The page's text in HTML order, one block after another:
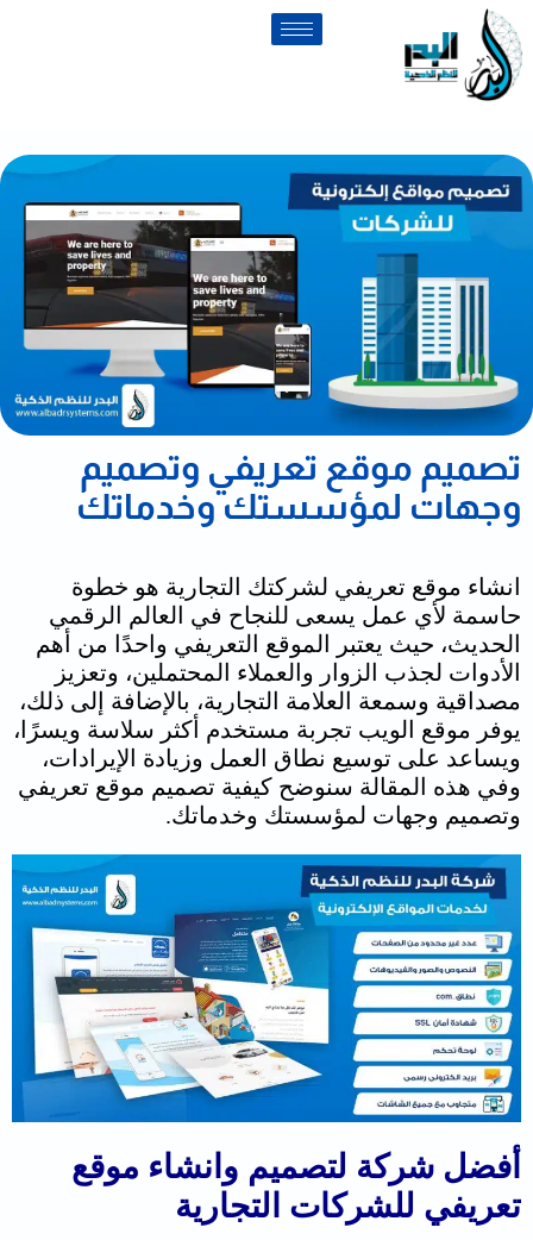
تصميم موقع تعريفي وتصميم
وجهات لمؤسستك وخدماتك
انشاء موقع تعريفي لشركتك التجارية هو خطوة
حاسمة لأي عمل يسعى للنجاح في العالم الرقمي
الحديث، حيث يعتبر الموقع التعريفي واحدًا من أهم
الأدوات لجذب الزوار والعملاء المحتملين، وتعزيز
مصداقية وسمعة العلامة التجارية، بالإضافة إلى ذلك،
يوفر موقع الويب تجربة مستخدم أكثر سلاسة ويسرًا،
ويساعد على توسيع نطاق العمل وزيادة الإيرادات،
وفي هذه المقالة سنوضح كيفية تصميم موقع تعريفي
وتصميم وجهات لمؤسستك وخدماتك.
أفضل شركة لتصميم وانشاء موقع
تعريفي للشركات التجارية